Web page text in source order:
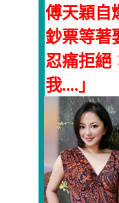
傅天穎自
鈔票等著
忍痛拒絕
我....」